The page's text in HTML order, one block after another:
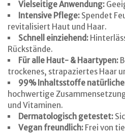
Vielseitige Anwendung:
Intensive Pflege: Spendet
revitalisiert Haut und Haar.
Schnell einziehend:
Rückstände.
Für alle Haut- & Haartypen:
trockenes, strapaziertes Haar
99% Inhaltsstoffe
hochwertige
und Vitaminen.
Dermatologisch getestet:
Vegan freundlich: Frei von